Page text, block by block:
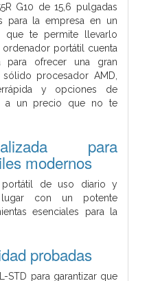
G10 de 15,6 pulgadas
para la empresa en un
te permite llevarlo
portátil cuenta
para ofrecer una gran
procesador AMD,
y opciones de
a un precio que no te
para
modernos
portátil de uso diario y
lugar con un potente
esenciales para la
probadas
STD para garantizar que